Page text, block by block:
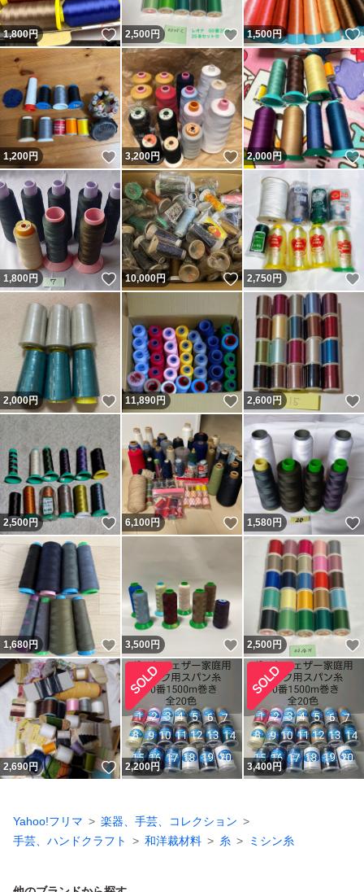
1,800円 いいね！
2,500円 いいね！
1,500円
1,200円 いいね！
3,200円 いいね！
2,000円
1,800円 いいね！
10,000円 いいね！
2,750円
2,000円 いいね！
11,890円 いいね！
2,600円
2,500円 いいね！
6,100円 いいね！
1,580円
1,680円 いいね！
3,500円 いいね！
2,500円
2,690円 いいね！
2,200円 3,400円
Yahoo!フリマ
楽器、手芸、コレクション
手芸、ハンドクラフト
和洋裁材料 糸 ミシン糸